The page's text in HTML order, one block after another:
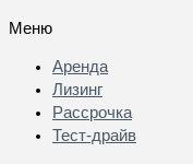
Меню
Аренда
Лизинг
Рассрочка
Тест-драйв